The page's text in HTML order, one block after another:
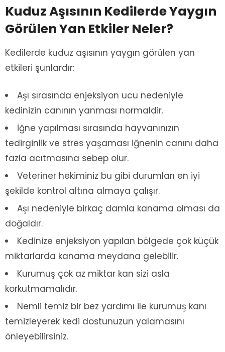
Kuduz Aşısının Kedilerde Yaygın
Görülen Yan Etkiler Neler?
Kedilerde kuduz aşısının yaygın görülen yan
etkileri şunlardır:
Aşı sırasında enjeksiyon ucu nedeniyle
kedinizin canının yanması normaldir.
İğne yapılması sırasında hayvanınızın
tedirginlik ve stres yaşaması iğnenin canını daha
fazla acıtmasına sebep olur.
Veteriner hekiminiz bu gibi durumları en iyi
şekilde kontrol altına almaya çalışır.
Aşı nedeniyle birkaç damla kanama olması da
doğaldır.
Kedinize enjeksiyon yapılan bölgede çok küçük
miktarlarda kanama meydana gelebilir.
Kurumuş çok az miktar kan sizi asla
korkutmamalıdır.
Nemli temiz bir bez yardımı ile kurumuş kanı
temizleyerek kedi dostunuzun yalamasını
önleyebilirsiniz.